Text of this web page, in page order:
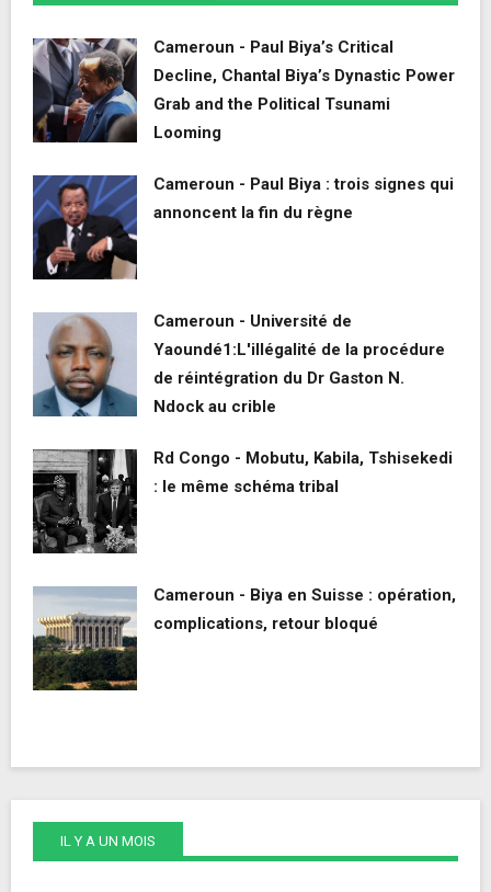
Cameroun - Paul Biya’s Critical
Decline, Chantal Biya’s Dynastic Power
Grab and the Political Tsunami
Looming
Cameroun - Paul Biya : trois signes qui
annoncent la fin du règne
Cameroun - Université de
Yaoundé1:L'illégalité de la procédure
de réintégration du Dr Gaston N.
Ndock au crible
Rd Congo - Mobutu, Kabila, Tshisekedi
: le même schéma tribal
Cameroun - Biya en Suisse : opération,
complications, retour bloqué
IL Y A UN MOIS